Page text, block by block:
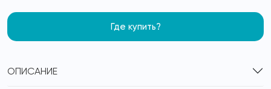
Где купить?
ОПИСАНИЕ